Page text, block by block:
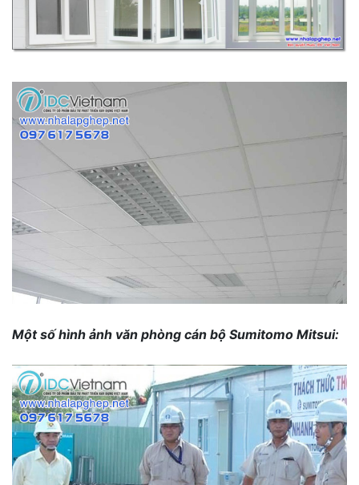
Một số hình ảnh văn phòng cán bộ Sumitomo Mitsui: